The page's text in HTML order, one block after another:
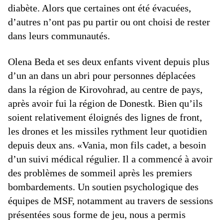
diabète. Alors que certaines ont été évacuées,
d’autres n’ont pas pu partir ou ont choisi de rester
dans leurs communautés.
Olena Beda et ses deux enfants vivent depuis plus
d’un an dans un abri pour personnes déplacées
dans la région de Kirovohrad, au centre de pays,
après avoir fui la région de Donestk. Bien qu’ils
soient relativement éloignés des lignes de front,
les drones et les missiles rythment leur quotidien
depuis deux ans. «Vania, mon fils cadet, a besoin
d’un suivi médical régulier. Il a commencé à avoir
des problèmes de sommeil après les premiers
bombardements. Un soutien psychologique des
équipes de MSF, notamment au travers de sessions
présentées sous forme de jeu, nous a permis